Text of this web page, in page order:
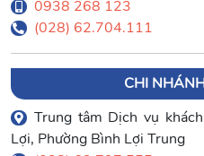
0938 268 123
(028) 62.704.111
CHI
Trung tâm Dịch vụ
Lợi, Phường Bình Lợi Trung